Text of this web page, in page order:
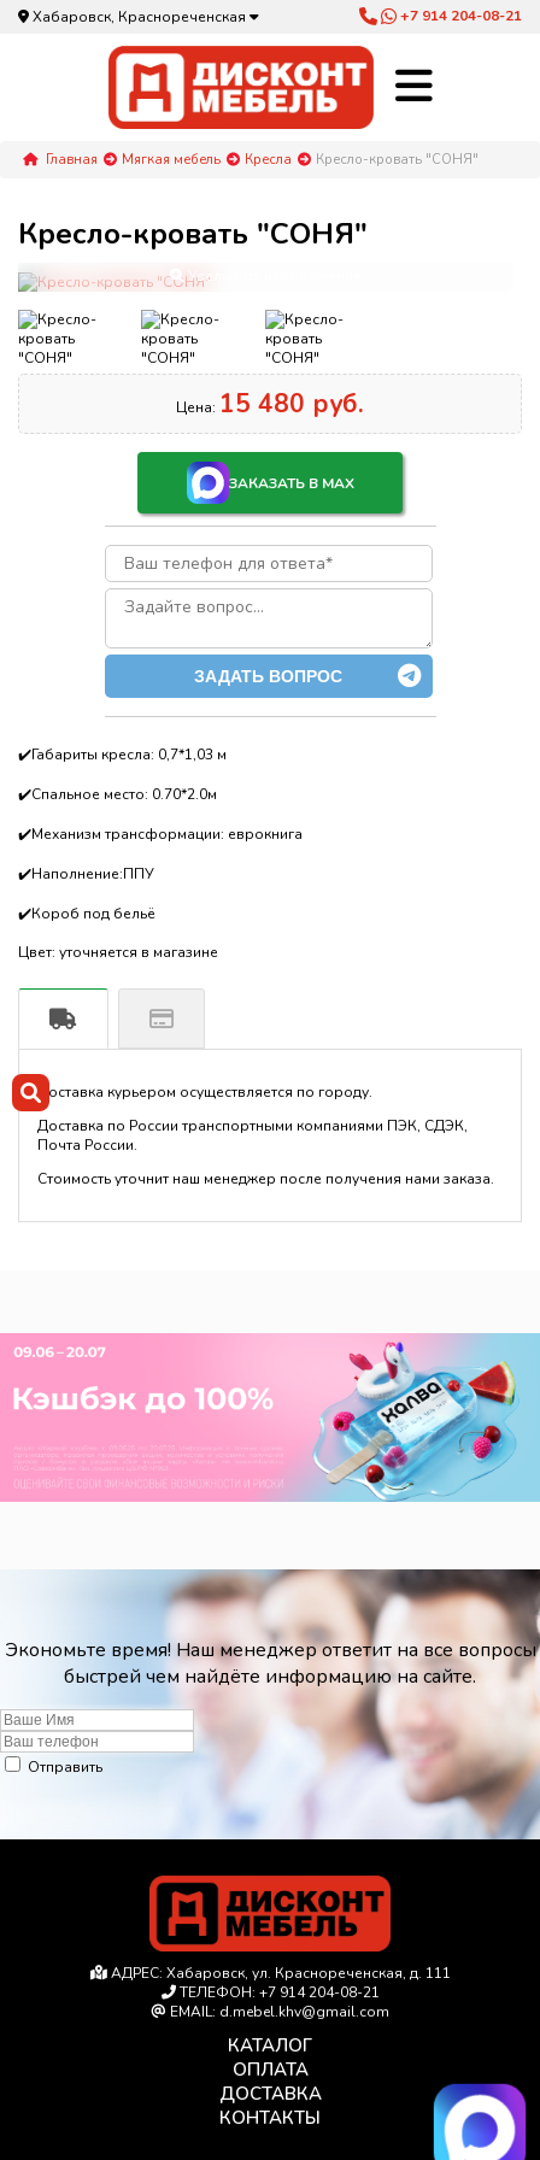
Хабаровск, Краснореченская +7 914 204-08-21
Главная Мягкая мебель Кресла Кресло-кровать "СОНЯ"
Кресло-кровать "СОНЯ"
Увеличить изображение
Цена: 15 480 руб.
ЗАКАЗАТЬ В MAX
ЗАДАТЬ ВОПРОС
✔️Габариты кресла: 0,7*1,03 м
✔️Спальное место: 0.70*2.0м
✔️Механизм трансформации: еврокнига
✔️Наполнение:ППУ
✔️Короб под бельё
Цвет: уточняется в магазине
Доставка курьером осуществляется по городу.
Доставка по России транспортными компаниями ПЭК, СДЭК,
Почта России.
Стоимость уточнит наш менеджер после получения нами заказа.
Экономьте время! Наш менеджер ответит на все вопросы
быстрей чем найдёте информацию на сайте.
Отправить
АДРЕС: Хабаровск, ул. Краснореченская, д. 111
ТЕЛЕФОН: +7 914 204-08-21
EMAIL: d.mebel.khv@gmail.com
КАТАЛОГ
ОПЛАТА
ДОСТАВКА
КОНТАКТЫ